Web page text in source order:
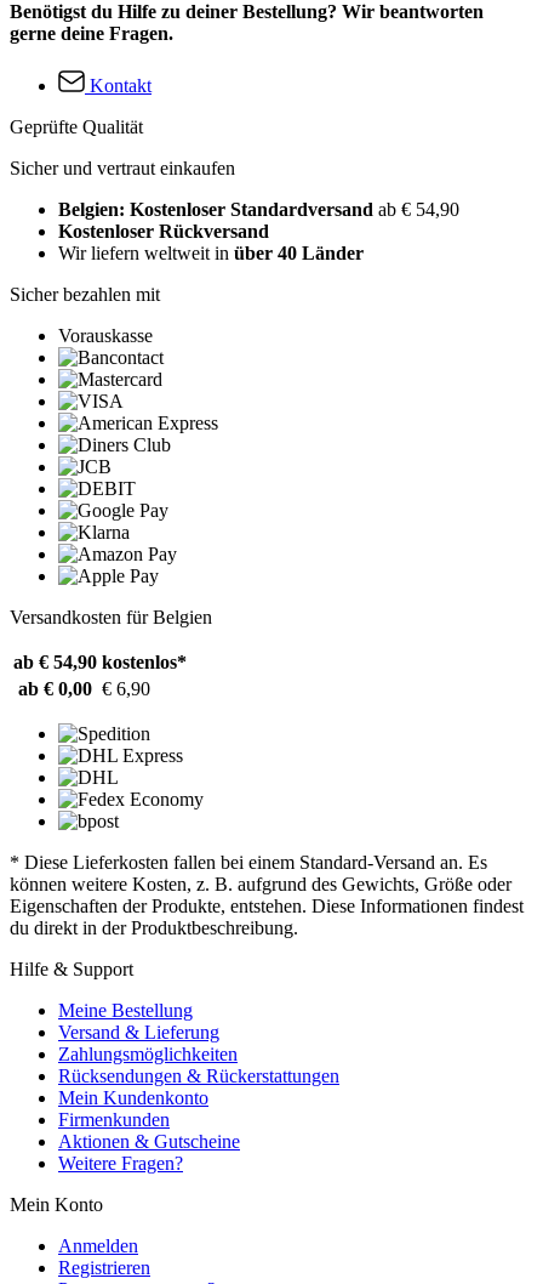
Benötigst du Hilfe zu deiner Bestellung? Wir beantworten
gerne deine Fragen.
Kontakt
Geprüfte Qualität
Sicher und vertraut einkaufen
Belgien: Kostenloser Standardversand ab € 54,90
Kostenloser Rückversand
Wir liefern weltweit in über 40 Länder
Sicher bezahlen mit
Vorauskasse
Versandkosten für Belgien
ab € 54,90 kostenlos*
ab € 0,00 € 6,90
* Diese Lieferkosten fallen bei einem Standard-Versand an. Es
können weitere Kosten, z. B. aufgrund des Gewichts, Größe oder
Eigenschaften der Produkte, entstehen. Diese Informationen findest
du direkt in der Produktbeschreibung.
Hilfe & Support
Meine Bestellung
Versand & Lieferung
Zahlungsmöglichkeiten
Rücksendungen & Rückerstattungen
Mein Kundenkonto
Firmenkunden
Aktionen & Gutscheine
Weitere Fragen?
Mein Konto
Anmelden
Registrieren